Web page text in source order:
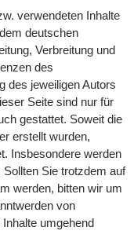
verwendeten Inhalte
deutschen
Verbreitung und
des
des jeweiligen Autors
Seite sind nur für
gestattet. Soweit die
erstellt wurden,
Insbesondere werden
Sie trotzdem auf
werden, bitten wir um
von
umgehend